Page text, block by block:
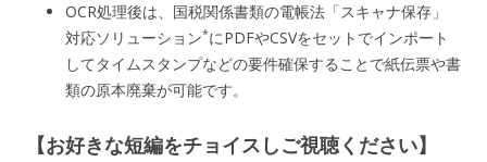
OCR処理後は、国税関係書類の電帳法「スキャナ保存」
対応ソリューション*にPDFやCSVをセットでインポート
してタイムスタンプなどの要件確保することで紙伝票や書
類の原本廃棄が可能です。
【お好きな短編をチョイスしご視聴ください】